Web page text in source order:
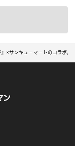
』×サンキューマートのコラボ